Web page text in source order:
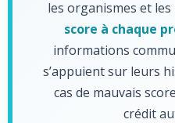
les organismes et
score à chaque
informations
s’appuient sur leurs
cas de mauvais
crédit